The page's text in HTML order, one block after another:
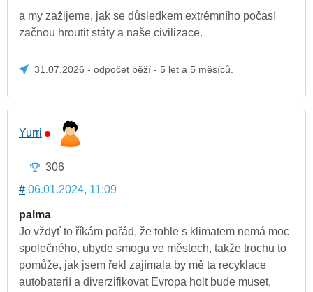
a my zažijeme, jak se důsledkem extrémního počasí
začnou hroutit státy a naše civilizace.
31.07.2026 - odpočet běží - 5 let a 5 měsíců.
Yurri
306
# 06.01.2024, 11:09
palma
Jo vždyť to říkám pořád, že tohle s klimatem nemá moc
společného, ubyde smogu ve městech, takže trochu to
pomůže, jak jsem řekl zajímala by mě ta recyklace
autobaterií a diverzifikovat Evropa holt bude muset,